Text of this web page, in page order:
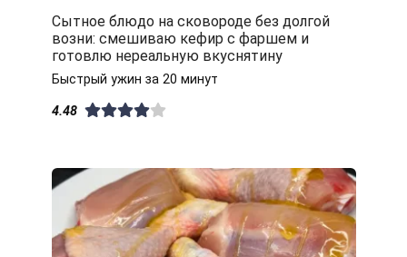
Сытное блюдо на сковороде без долгой
возни: смешиваю кефир с фаршем и
готовлю нереальную вкуснятину
Быстрый ужин за 20 минут
4.48